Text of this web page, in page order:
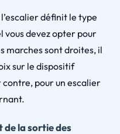
définit le type
vous devez opter pour
marches sont droites, il
sur le dispositif
contre, pour un escalier
de la sortie des